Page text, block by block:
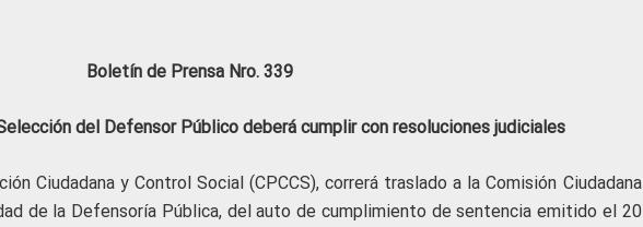
Boletín de Prensa Nro. 339
del Defensor Públicodeberá cumplir con resoluciones judiciales
Ciudadana y Control Social (CPCCS), correrá traslado a la Comisión Ciudadana
de la Defensoría Pública, del auto de cumplimiento de sentencia emitido el 20